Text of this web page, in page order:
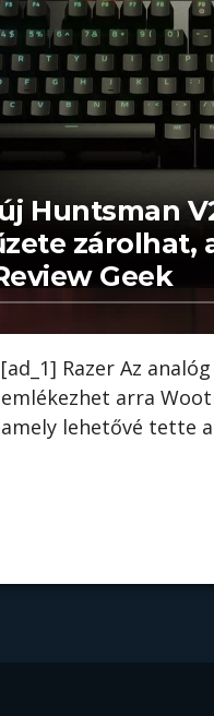
Huntsman
zárolhat,
Geek
[ad_1] Razer Az
emlékezhet arra
amely lehetővé tette